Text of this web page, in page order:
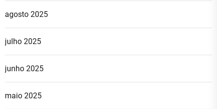
agosto 2025
julho 2025
junho 2025
maio 2025